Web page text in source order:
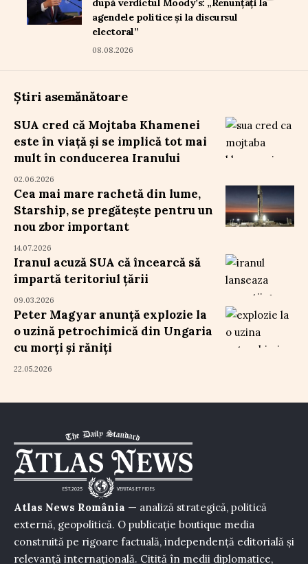
după verdictul Moody’s: „Renunțați la
agendele politice și la discursul
electoral”
08.08.2026
Știri asemănătoare
SUA cred că Mojtaba Khamenei
este în viață și se implică tot mai
mult în conducerea Iranului
02.06.2026
Cea mai mare rachetă din lume,
Starship, se pregătește pentru un
nou zbor important
14.07.2026
Iranul acuză SUA că încearcă să
împartă teritoriul țării
09.03.2026
Peter Magyar anunță explozie la
o uzină petrochimică din Ungaria
cu morți și răniți
22.05.2026
Atlas News România — analiză strategică, politică
externă, geopolitică. O publicație boutique media
construită pe rigoare factuală, independență editorială și
relevanță internațională. Citită în medii diplomatice,